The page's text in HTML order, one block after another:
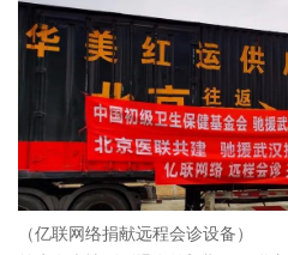
（亿联网络捐献远程会诊设备）